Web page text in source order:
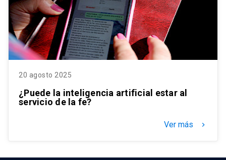
20 agosto 2025
¿Puede la inteligencia artificial estar al
servicio de la fe?
Ver más keyboard_arrow_right